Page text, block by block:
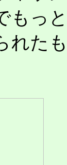
もっ
れた